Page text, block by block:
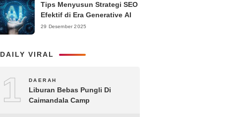
Tips Menyusun Strategi SEO
Efektif di Era Generative AI
29 Desember 2025
DAILY VIRAL
1 DAERAH
Liburan Bebas Pungli Di
Caimandala Camp